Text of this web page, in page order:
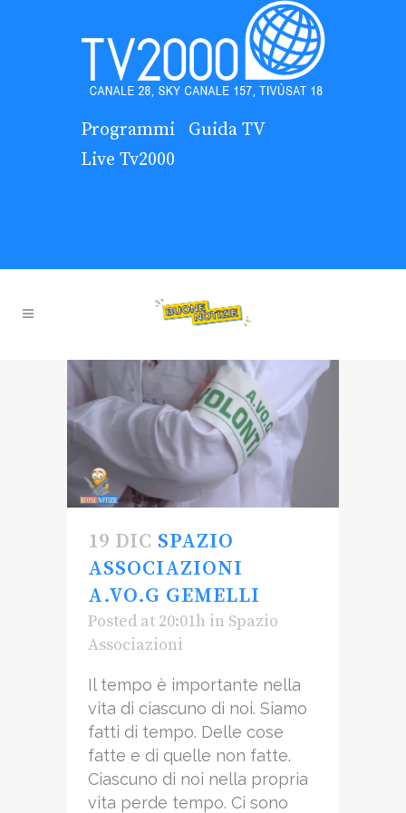
Programmi
Guida TV
Live Tv2000
19 DIC SPAZIO
ASSOCIAZIONI
A.VO.G GEMELLI
Posted at 20:01h in Spazio
Associazioni
Il tempo è importante nella
vita di ciascuno di noi. Siamo
fatti di tempo. Delle cose
fatte e di quelle non fatte.
Ciascuno di noi nella propria
vita perde tempo. Ci sono